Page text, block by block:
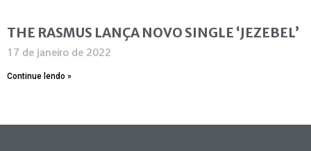
THE RASMUS LANÇA NOVO SINGLE ‘JEZEBEL’
17 de janeiro de 2022
Continue lendo »